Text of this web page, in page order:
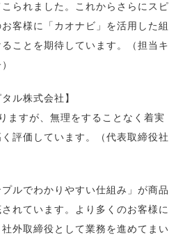
られました。これからさらにスピ
客様に「カオナビ」を活用した組
ことを期待しています。（担当キ
ル株式会社】
ますが、無理をすることなく着実
評価しています。（代表取締役社
ルでわかりやすい仕組み」が商品
れています。より多くのお客様に
外取締役として業務を進めてまい